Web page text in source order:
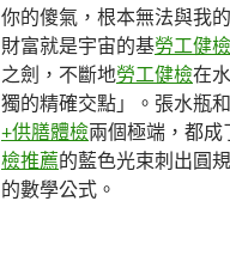
你的傻氣，根本無法與我
財富就是宇宙的基勞工健檢
之劍，不斷地勞工健檢在
獨的精確交點」。張水瓶和
+供膳體檢兩個極端，都
檢推薦的藍色光束刺出圓
的數學公式。